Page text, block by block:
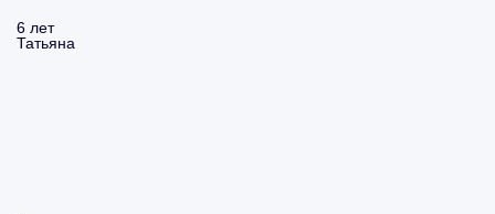
6 лет
Татьяна